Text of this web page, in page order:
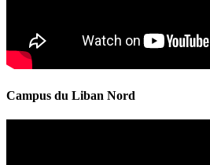
Campus du Liban Nord